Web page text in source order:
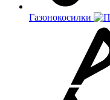
Газонокосилки